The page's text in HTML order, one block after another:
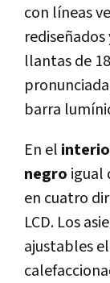
con líneas
llantas de
barra
En el
negro igual
en cuatro
LCD. Los
ajustables